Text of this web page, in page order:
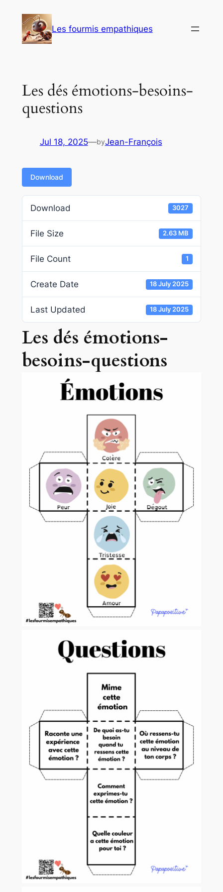
content
Les fourmis empathiques
Les dés émotions-besoins-
questions
Jul 18, 2025—byJean-François
Download
Download 3027
File Size 2.63 MB
File Count 1
Create Date 18 July 2025
Last Updated 18 July 2025
Les dés émotions-
besoins-questions